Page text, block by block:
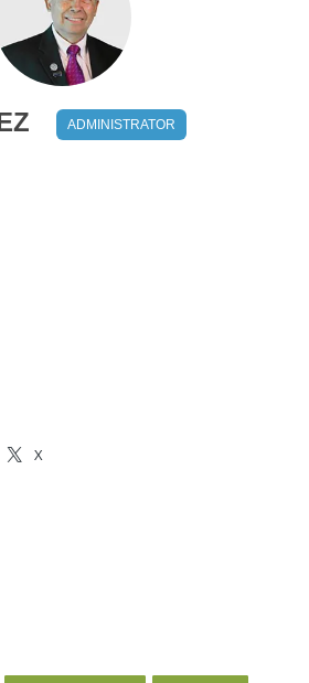
ADMINISTRATOR
X